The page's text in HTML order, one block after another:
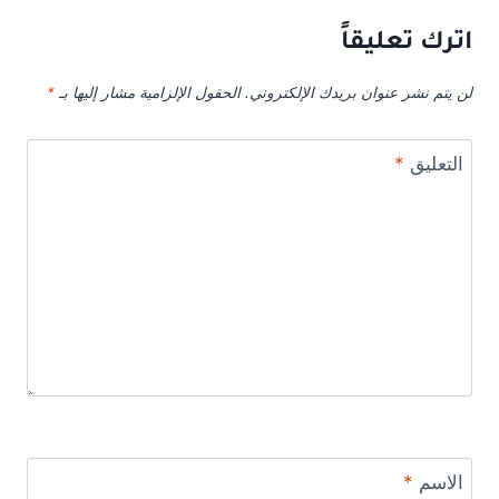
اترك تعليقاً
لن يتم نشر عنوان بريدك الإلكتروني. الحقول الإلزامية مشار إليها بـ *
التعليق *
الاسم *